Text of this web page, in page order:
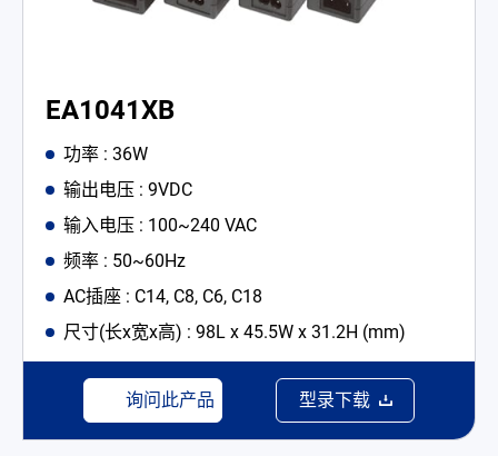
EA1041XB
功率 : 36W
输出电压 : 9VDC
输入电压 : 100~240 VAC
频率 : 50~60Hz
AC插座 : C14, C8, C6, C18
尺寸(长x宽x高) : 98L x 45.5W x 31.2H (mm)
询问此产品 型录下载